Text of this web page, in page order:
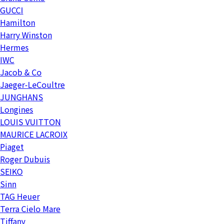
GUCCI
Hamilton
Harry Winston
Hermes
IWC
Jacob & Co
Jaeger-LeCoultre
JUNGHANS
Longines
LOUIS VUITTON
MAURICE LACROIX
Piaget
Roger Dubuis
SEIKO
Sinn
TAG Heuer
Terra Cielo Mare
Tiffany